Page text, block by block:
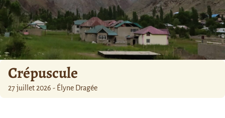
Crépuscule
27 juillet 2026 - Élyne Dragée